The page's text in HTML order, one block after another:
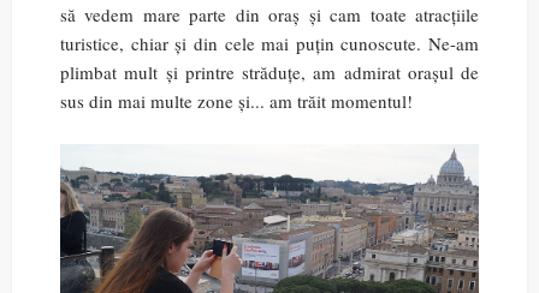
să vedem mare parte din oraș și cam toate atracțiile
turistice, chiar și din cele mai puțin cunoscute. Ne-am
plimbat mult și printre străduțe, am admirat orașul de
sus din mai multe zone și... am trăit momentul!